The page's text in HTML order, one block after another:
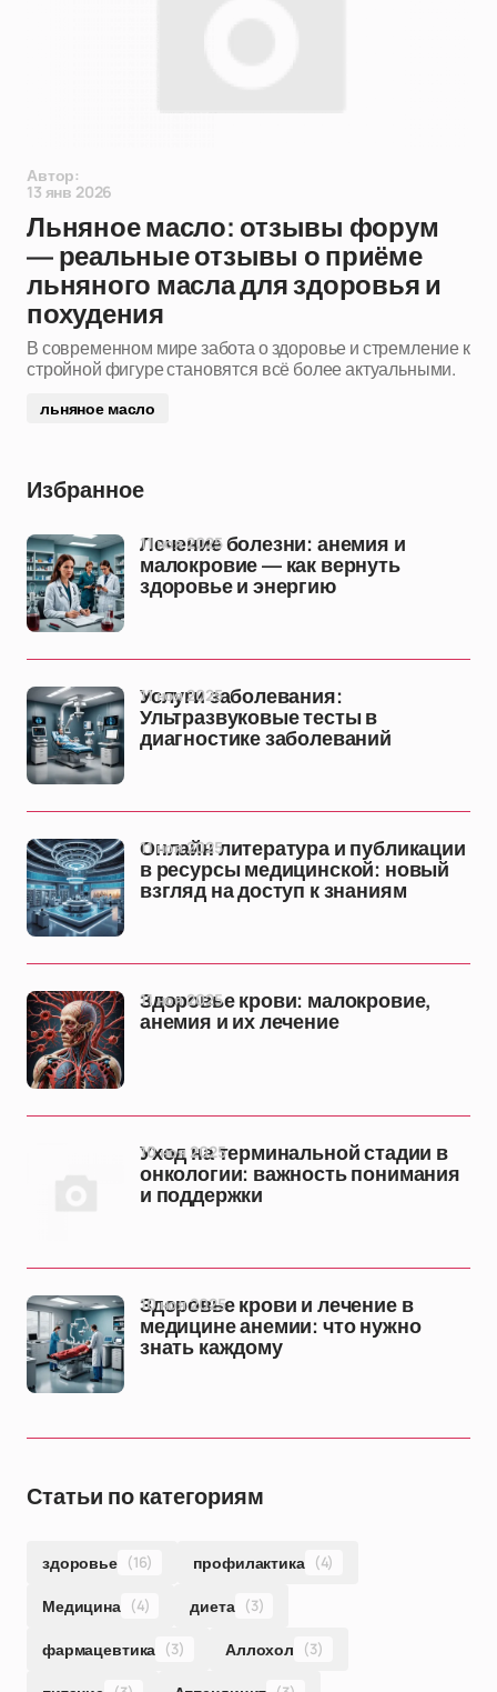
Автор:
13 янв 2026
Льняное масло: отзывы форум
— реальные отзывы о приёме
льняного масла для здоровья и
похудения
В современном мире забота о здоровье и стремление к
стройной фигуре становятся всё более актуальными.
льняное масло
Избранное
Лечение болезни: анемия и
малокровие — как вернуть
здоровье и энергию
11 ноя 2025
Услуги заболевания:
Ультразвуковые тесты в
диагностике заболеваний
11 ноя 2025
Онлайн литература и публикации
в ресурсы медицинской: новый
взгляд на доступ к знаниям
11 ноя 2025
Здоровье крови: малокровие,
анемия и их лечение
11 ноя 2025
Уход на терминальной стадии в
онкологии: важность понимания
и поддержки
10 ноя 2025
Здоровье крови и лечение в
медицине анемии: что нужно
знать каждому
10 ноя 2025
Статьи по категориям
здоровье (16) профилактика (4)
Медицина (4) диета (3)
фармацевтика (3) Аллохол (3)